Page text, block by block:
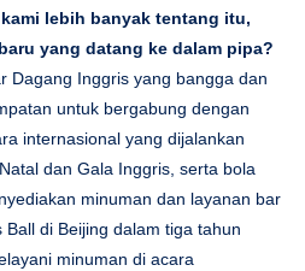
lebih banyak tentang itu,
yang datang ke dalam pipa?
Dagang Inggris yang bangga dan
untuk bergabung dengan
internasional yang dijalankan
dan Gala Inggris, serta bola
minuman dan layanan bar
di Beijing dalam tiga tahun
minuman di acara